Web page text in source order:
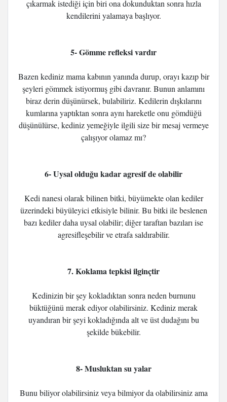
çıkarmak istediği için biri ona dokunduktan sonra hızla
kendilerini yalamaya başlıyor.
5- Gömme refleksi vardır
Bazen kediniz mama kabının yanında durup, orayı kazıp bir
şeyleri gömmek istiyormuş gibi davranır. Bunun anlamını
biraz derin düşünürsek, bulabiliriz. Kedilerin dışkılarını
kumlarına yaptıktan sonra aynı hareketle onu gömdüğü
düşünülürse, kediniz yemeğiyle ilgili size bir mesaj vermeye
çalışıyor olamaz mı?
6- Uysal olduğu kadar agresif de olabilir
Kedi nanesi olarak bilinen bitki, büyümekte olan kediler
üzerindeki büyüleyici etkisiyle bilinir. Bu bitki ile beslenen
bazı kediler daha uysal olabilir; diğer taraftan bazıları ise
agresifleşebilir ve etrafa saldırabilir.
7. Koklama tepkisi ilginçtir
Kedinizin bir şey kokladıktan sonra neden burnunu
büktüğünü merak ediyor olabilirsiniz. Kediniz merak
uyandıran bir şeyi kokladığında alt ve üst dudağını bu
şekilde bükebilir.
8- Musluktan su yalar
Bunu biliyor olabilirsiniz veya bilmiyor da olabilirsiniz ama